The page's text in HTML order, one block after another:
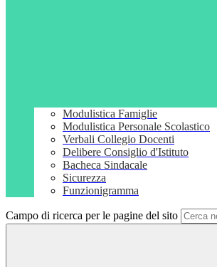
Modulistica Famiglie
Modulistica Personale Scolastico
Verbali Collegio Docenti
Delibere Consiglio d'Istituto
Bacheca Sindacale
Sicurezza
Funzionigramma
Campo di ricerca per le pagine del sito